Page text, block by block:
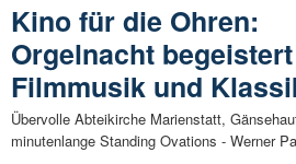
Kino für die Ohren:
Orgelnacht
Filmmusik und
Übervolle Abteikirche Marienstatt,
minutenlange Standing Ovations - Werner